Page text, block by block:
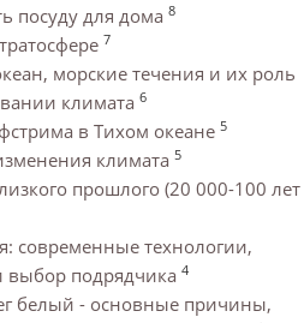
посуду для дома 8
7
морские течения и их роль
климата 6
в Тихом океане 5
климата 5
прошлого (20 000-100 лет
современные технологии,
выбор подрядчика 4
белый - основные причины,